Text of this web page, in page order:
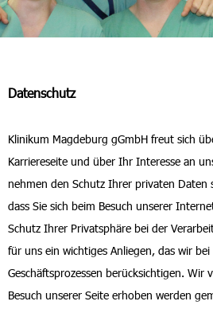
Datenschutz
Klinikum Magdeburg gGmbH freut sich
Karriereseite und über Ihr Interesse an
nehmen den Schutz Ihrer privaten
dass Sie sich beim Besuch unserer
Schutz Ihrer Privatsphäre bei der
für uns ein wichtiges Anliegen, das wir bei
Geschäftsprozessen berücksichtigen. Wir
Besuch unserer Seite erhoben werden